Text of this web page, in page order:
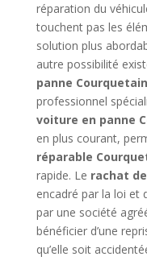
réparation du
touchent pas les
solution plus
autre possibilité
panne
professionnel
voiture en panne
en plus courant,
réparable
rapide. Le rachat
encadré par la loi et
par une société
bénéficier d’une
qu’elle soit